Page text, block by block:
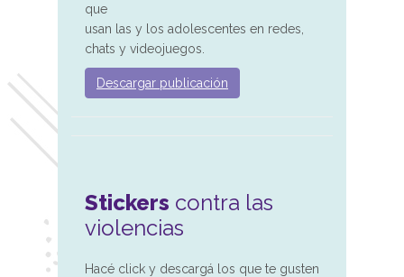
que
usan las y los adolescentes en redes,
chats y videojuegos.
Descargar publicación
Stickers contra las
violencias
Hacé click y descargá los que te gusten